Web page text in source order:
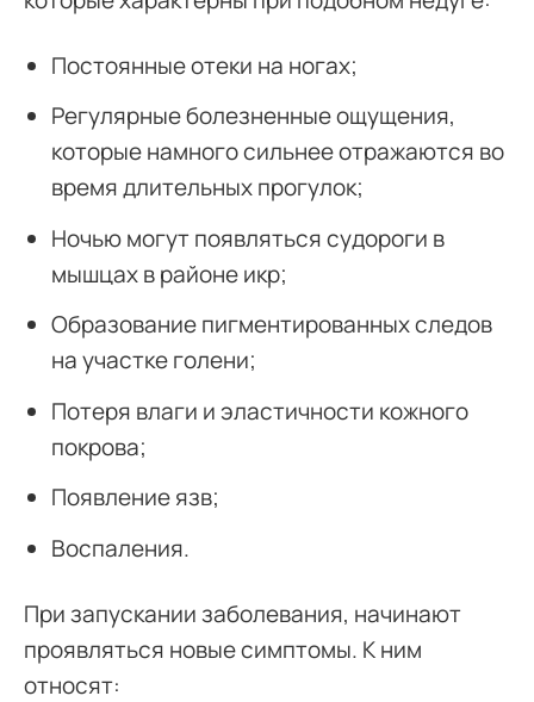
Постоянные отеки на ногах;
Регулярные болезненные ощущения,
которые намного сильнее отражаются во
время длительных прогулок;
Ночью могут появляться судороги в
мышцах в районе икр;
Образование пигментированных следов
на участке голени;
Потеря влаги и эластичности кожного
покрова;
Появление язв;
Воспаления.
При запускании заболевания, начинают
проявляться новые симптомы. К ним
относят: